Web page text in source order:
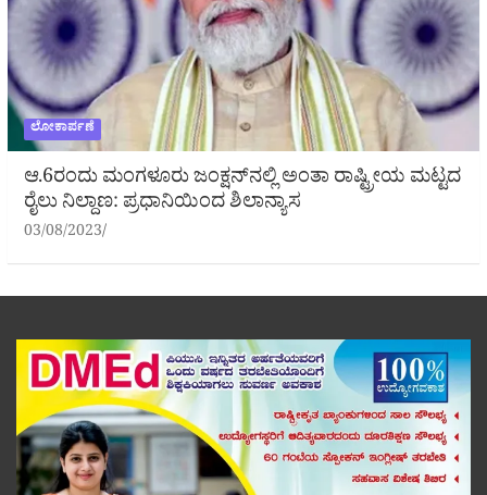
ಲೋಕಾರ್ಪಣೆ
ಆ.6ರಂದು ಮಂಗಳೂರು ಜಂಕ್ಷನ್‌ನಲ್ಲಿ ಅಂತಾ ರಾಷ್ಟ್ರೀಯ ಮಟ್ಟದ
ರೈಲು ನಿಲ್ದಾಣ: ಪ್ರಧಾನಿಯಿಂದ ಶಿಲಾನ್ಯಾಸ
03/08/2023